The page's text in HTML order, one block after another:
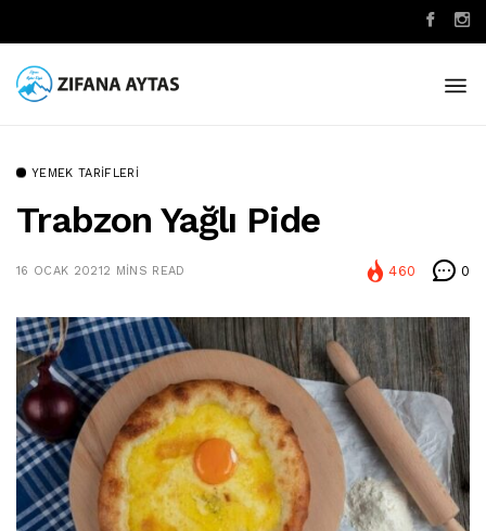
YEMEK TARIFLERI
Trabzon Yağlı Pide
16 OCAK 20212 MINS READ 460 0